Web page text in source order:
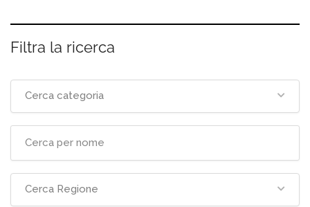
Filtra la ricerca
Cerca categoria
Cerca Regione